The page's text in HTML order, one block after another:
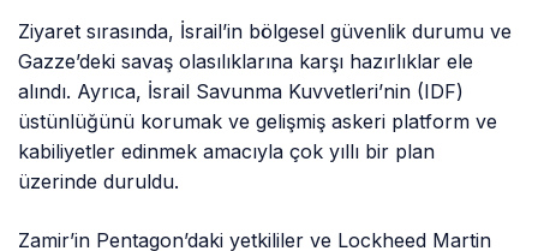
Ziyaret sırasında, İsrail’in bölgesel güvenlik durumu ve
Gazze’deki savaş olasılıklarına karşı hazırlıklar ele
alındı. Ayrıca, İsrail Savunma Kuvvetleri’nin (IDF)
üstünlüğünü korumak ve gelişmiş askeri platform ve
kabiliyetler edinmek amacıyla çok yıllı bir plan
üzerinde duruldu.
Zamir’in Pentagon’daki yetkililer ve Lockheed Martin